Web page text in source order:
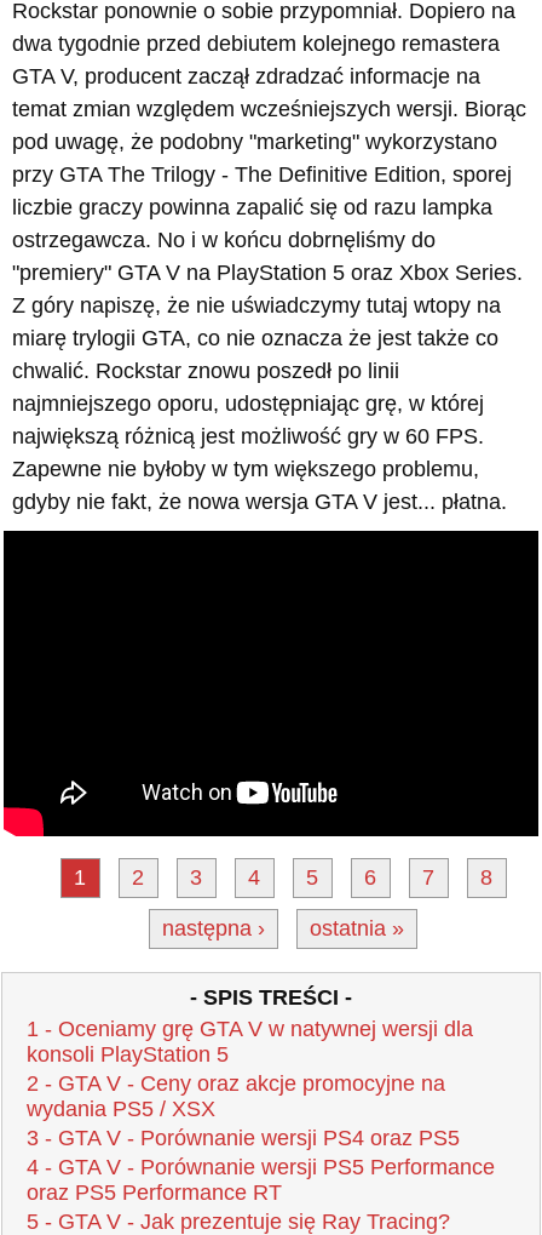
Rockstar ponownie o sobie przypomniał. Dopiero na
dwa tygodnie przed debiutem kolejnego remastera
GTA V, producent zaczął zdradzać informacje na
temat zmian względem wcześniejszych wersji. Biorąc
pod uwagę, że podobny "marketing" wykorzystano
przy GTA The Trilogy - The Definitive Edition, sporej
liczbie graczy powinna zapalić się od razu lampka
ostrzegawcza. No i w końcu dobrnęliśmy do
"premiery" GTA V na PlayStation 5 oraz Xbox Series.
Z góry napiszę, że nie uświadczymy tutaj wtopy na
miarę trylogii GTA, co nie oznacza że jest także co
chwalić. Rockstar znowu poszedł po linii
najmniejszego oporu, udostępniając grę, w której
największą różnicą jest możliwość gry w 60 FPS.
Zapewne nie byłoby w tym większego problemu,
gdyby nie fakt, że nowa wersja GTA V jest... płatna.
1 2 3 4 5 6 7 8
następna › ostatnia »
- SPIS TREŚCI -
1 - Oceniamy grę GTA V w natywnej wersji dla
konsoli PlayStation 5
2 - GTA V - Ceny oraz akcje promocyjne na
wydania PS5 / XSX
3 - GTA V - Porównanie wersji PS4 oraz PS5
4 - GTA V - Porównanie wersji PS5 Performance
oraz PS5 Performance RT
5 - GTA V - Jak prezentuje się Ray Tracing?